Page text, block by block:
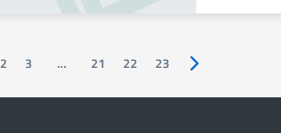
2 3 … 21 22 23 Pagina successiva